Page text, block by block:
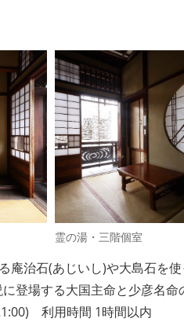
霊の湯・三階個室
治石(あじいし)や大島石を
登場する大国主命と少彦名命
利用時間 1時間以内